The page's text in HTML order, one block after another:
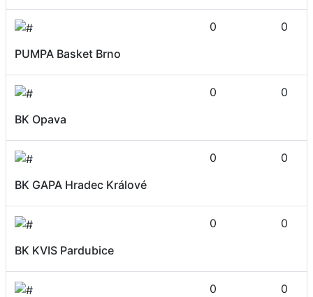
PUMPA Basket Brno
0 0
BK Opava
0 0
BK GAPA Hradec Králové
0 0
BK KVIS Pardubice
0 0
0 0